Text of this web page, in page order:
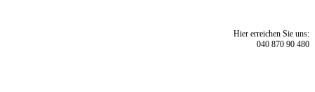
Hier erreichen Sie uns:
040 870 90 480